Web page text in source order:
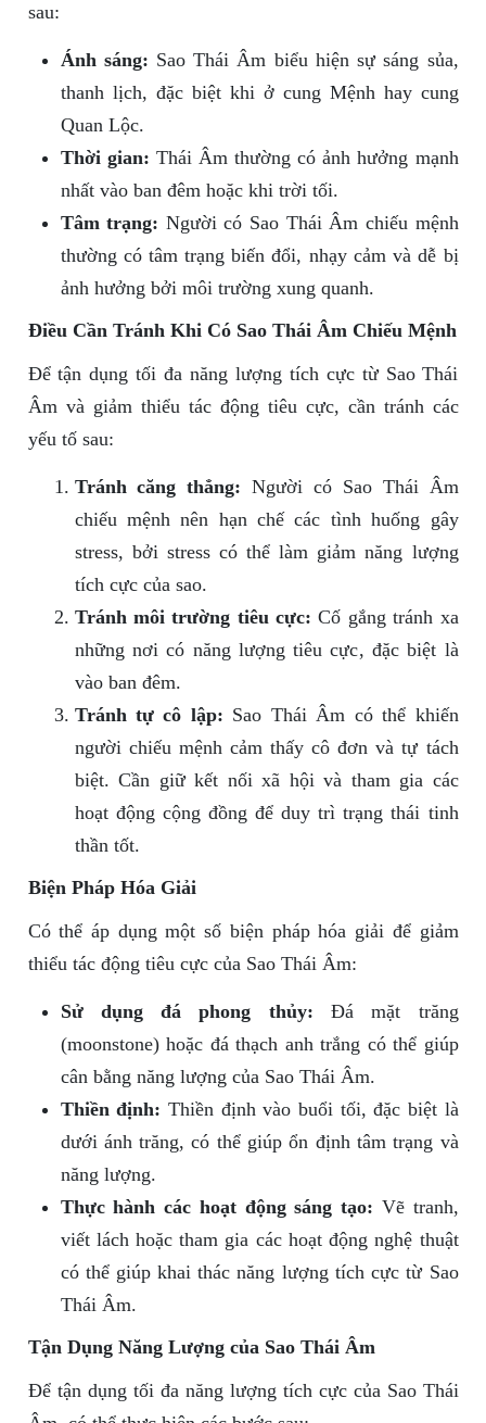
sau:
Ánh sáng: Sao Thái Âm biểu hiện sự sáng sủa,
thanh lịch, đặc biệt khi ở cung Mệnh hay cung
Quan Lộc.
Thời gian: Thái Âm thường có ảnh hưởng mạnh
nhất vào ban đêm hoặc khi trời tối.
Tâm trạng: Người có Sao Thái Âm chiếu mệnh
thường có tâm trạng biến đổi, nhạy cảm và dễ bị
ảnh hưởng bởi môi trường xung quanh.
Điều Cần Tránh Khi Có Sao Thái Âm Chiếu Mệnh
Để tận dụng tối đa năng lượng tích cực từ Sao Thái
Âm và giảm thiểu tác động tiêu cực, cần tránh các
yếu tố sau:
Tránh căng thẳng: Người có Sao Thái Âm
chiếu mệnh nên hạn chế các tình huống gây
stress, bởi stress có thể làm giảm năng lượng
tích cực của sao.
Tránh môi trường tiêu cực: Cố gắng tránh xa
những nơi có năng lượng tiêu cực, đặc biệt là
vào ban đêm.
Tránh tự cô lập: Sao Thái Âm có thể khiến
người chiếu mệnh cảm thấy cô đơn và tự tách
biệt. Cần giữ kết nối xã hội và tham gia các
hoạt động cộng đồng để duy trì trạng thái tinh
thần tốt.
Biện Pháp Hóa Giải
Có thể áp dụng một số biện pháp hóa giải để giảm
thiểu tác động tiêu cực của Sao Thái Âm:
Sử dụng đá phong thủy: Đá mặt trăng
(moonstone) hoặc đá thạch anh trắng có thể giúp
cân bằng năng lượng của Sao Thái Âm.
Thiền định: Thiền định vào buổi tối, đặc biệt là
dưới ánh trăng, có thể giúp ổn định tâm trạng và
năng lượng.
Thực hành các hoạt động sáng tạo: Vẽ tranh,
viết lách hoặc tham gia các hoạt động nghệ thuật
có thể giúp khai thác năng lượng tích cực từ Sao
Thái Âm.
Tận Dụng Năng Lượng của Sao Thái Âm
Để tận dụng tối đa năng lượng tích cực của Sao Thái